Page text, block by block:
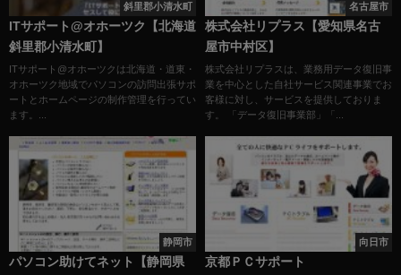
斜里郡小清水町
ITサポート@オホーツク【北海道
斜里郡小清水町】
ITサポート@オホーツクは北海道・道東・
オホーツク地域でパソコンの訪問出張サポ
ートとホームページの制作管理を行ってい
ます。...
名古屋市
株式会社リプラス【愛知県名古
屋市中村区】
株式会社リプラスは、業務用データ復旧事
業を中心とした自社サービス関連事業でお
客様に対し、サービスを提供しておりま
す。 「データ復旧事業部」「...
静岡市
パソコン助けてネット【静岡県
向日市
京都ＰＣサポート